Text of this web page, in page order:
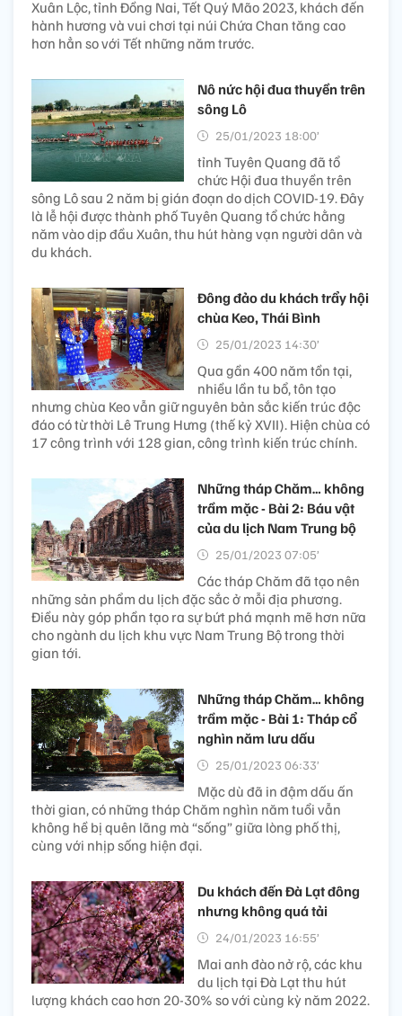
Xuân Lộc, tỉnh Đồng Nai, Tết Quý Mão 2023, khách đến
hành hương và vui chơi tại núi Chứa Chan tăng cao
hơn hẳn so với Tết những năm trước.
Nô nức hội đua thuyền trên
sông Lô
25/01/2023 18:00’
tỉnh Tuyên Quang đã tổ
chức Hội đua thuyền trên
sông Lô sau 2 năm bị gián đoạn do dịch COVID-19. Đây
là lễ hội được thành phố Tuyên Quang tổ chức hằng
năm vào dịp đầu Xuân, thu hút hàng vạn người dân và
du khách.
Đông đảo du khách trẩy hội
chùa Keo, Thái Bình
25/01/2023 14:30’
Qua gần 400 năm tồn tại,
nhiều lần tu bổ, tôn tạo
nhưng chùa Keo vẫn giữ nguyên bản sắc kiến trúc độc
đáo có từ thời Lê Trung Hưng (thế kỷ XVII). Hiện chùa có
17 công trình với 128 gian, công trình kiến trúc chính.
Những tháp Chăm… không
trầm mặc - Bài 2: Báu vật
của du lịch Nam Trung bộ
25/01/2023 07:05’
Các tháp Chăm đã tạo nên
những sản phẩm du lịch đặc sắc ở mỗi địa phương.
Điều này góp phần tạo ra sự bứt phá mạnh mẽ hơn nữa
cho ngành du lịch khu vực Nam Trung Bộ trong thời
gian tới.
Những tháp Chăm… không
trầm mặc - Bài 1: Tháp cổ
nghìn năm lưu dấu
25/01/2023 06:33’
Mặc dù đã in đậm dấu ấn
thời gian, có những tháp Chăm nghìn năm tuổi vẫn
không hề bị quên lãng mà “sống” giữa lòng phố thị,
cùng với nhịp sống hiện đại.
Du khách đến Đà Lạt đông
nhưng không quá tải
24/01/2023 16:55’
Mai anh đào nở rộ, các khu
du lịch tại Đà Lạt thu hút
lượng khách cao hơn 20-30% so với cùng kỳ năm 2022.